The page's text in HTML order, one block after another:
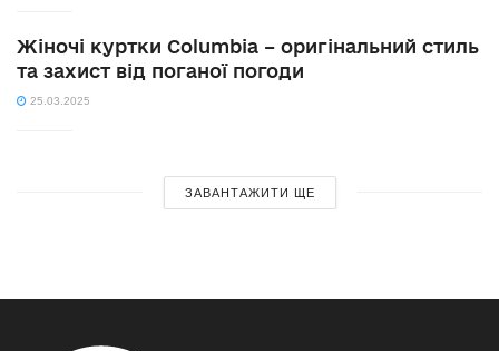
Жіночі куртки Columbia – оригінальний стиль
та захист від поганої погоди
25.03.2025
ЗАВАНТАЖИТИ ЩЕ